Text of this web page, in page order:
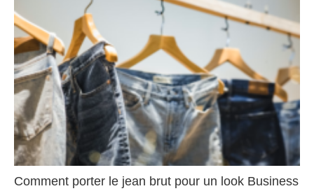
Comment porter le jean brut pour un look Business